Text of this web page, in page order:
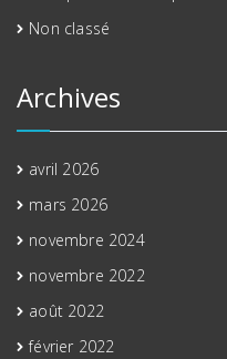
Non classé
Archives
avril 2026
mars 2026
novembre 2024
novembre 2022
août 2022
février 2022